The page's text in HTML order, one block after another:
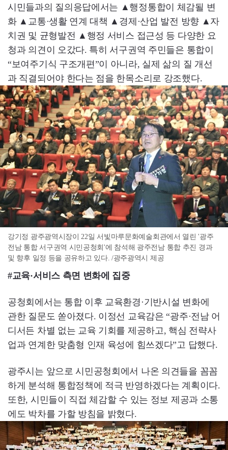
시민들과의 질의응답에서는 ▲행정통합이 체감될 변
화 ▲교통·생활 연계 대책 ▲경제·산업 발전 방향 ▲자
치권 및 균형발전 ▲행정 서비스 접근성 등 다양한 요
청과 의견이 오갔다. 특히 서구권역 주민들은 통합이
“보여주기식 구조개편”이 아니라, 실제 삶의 질 개선
과 직결되어야 한다는 점을 한목소리로 강조했다.
강기정 광주광역시장이 22일 서빛마루문화예술회관에서 열린 '광주
전남 통합 서구권역 시민공청회'에 참석해 광주전남 통합 추진 경과
및 향후 일정 등을 공유하고 있다. /광주광역시 제공
#교육·서비스 측면 변화에 집중
공청회에서는 통합 이후 교육환경·기반시설 변화에
관한 질문도 쏟아졌다. 이정선 교육감은 “광주·전남 어
디서든 차별 없는 교육 기회를 제공하고, 핵심 전략사
업과 연계한 맞춤형 인재 육성에 힘쓰겠다”고 답했다.
광주시는 앞으로 시민공청회에서 나온 의견들을 꼼꼼
하게 분석해 통합정책에 적극 반영하겠다는 계획이다.
또한, 시민들이 직접 체감할 수 있는 정보 제공과 소통
에도 박차를 가할 방침을 밝혔다.